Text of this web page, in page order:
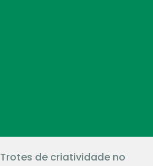
Trotes de criatividade no